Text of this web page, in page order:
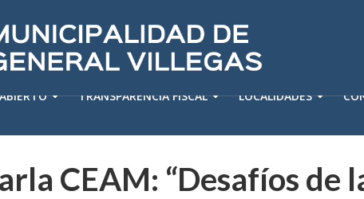
TRANSPARENCIA FISCAL LOCALIDADES
CEAM: “Desafíos de